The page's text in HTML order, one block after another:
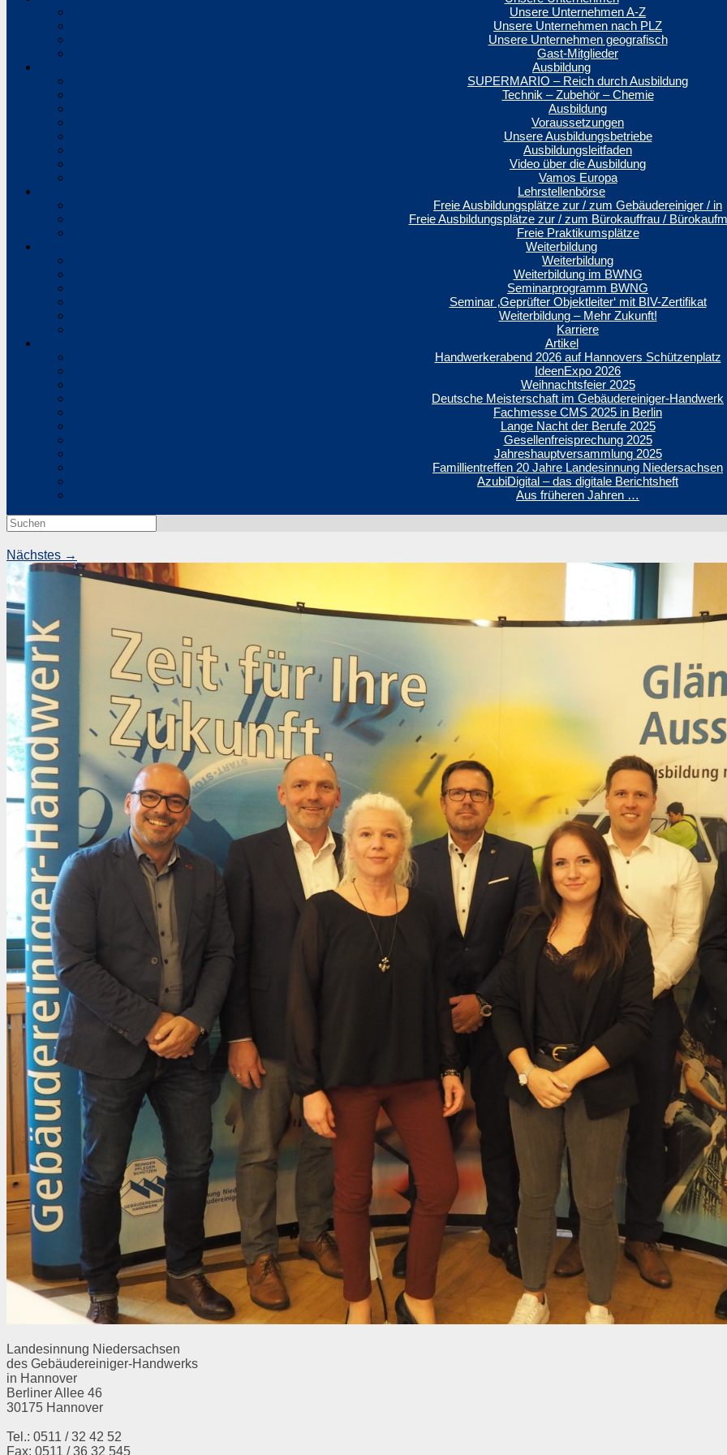
Unsere Unternehmen A-Z
Unsere Unternehmen nach PLZ
Unsere Unternehmen geografisch
Gast-Mitglieder
Ausbildung
SUPERMARIO – Reich durch Ausbildung
Technik – Zubehör – Chemie
Ausbildung
Voraussetzungen
Unsere Ausbildungsbetriebe
Ausbildungsleitfaden
Video über die Ausbildung
Vamos Europa
Lehrstellenbörse
Freie Ausbildungsplätze zur / zum Gebäudereiniger / in
Freie Ausbildungsplätze zur / zum Bürokauffrau /
Freie Praktikumsplätze
Weiterbildung
Weiterbildung
Weiterbildung im BWNG
Seminarprogramm BWNG
Seminar ‚Geprüfter Objektleiter‘ mit BIV-Zertifikat
Weiterbildung – Mehr Zukunft!
Karriere
Artikel
Handwerkerabend 2026 auf Hannovers Schützenplatz
IdeenExpo 2026
Weihnachtsfeier 2025
Deutsche Meisterschaft im Gebäudereiniger-Handwerk
Fachmesse CMS 2025 in Berlin
Lange Nacht der Berufe 2025
Gesellenfreisprechung 2025
Jahreshauptversammlung 2025
Famillientreffen 20 Jahre Landesinnung Niedersachsen
AzubiDigital – das digitale Berichtsheft
Aus früheren Jahren …
Suchen
nach:
Nächstes →
Landesinnung Niedersachsen
des Gebäudereiniger-Handwerks
in Hannover
Berliner Allee 46
30175 Hannover
Tel.: 0511 / 32 42 52
Fax: 0511 / 36 32 545